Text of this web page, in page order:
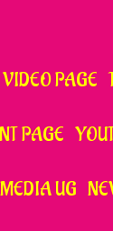
VIDEO PAGE
PAGE
UG